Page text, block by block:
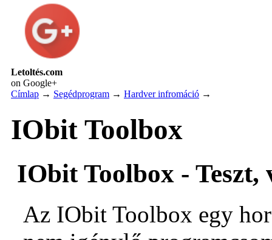
Letoltés.com
on Google+
Címlap → Segédprogram → Hardver infromáció →
IObit Toolbox
IObit Toolbox - Teszt,
Az IObit Toolbox egy